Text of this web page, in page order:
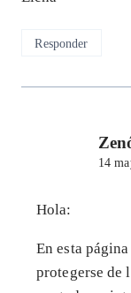
Responder
14
Hola:
En esta
protegerse de